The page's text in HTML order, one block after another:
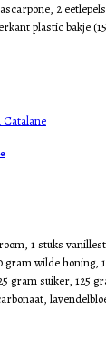
2
plastic bakje
1 stuks
gram wilde honing,
gram suiker, 125